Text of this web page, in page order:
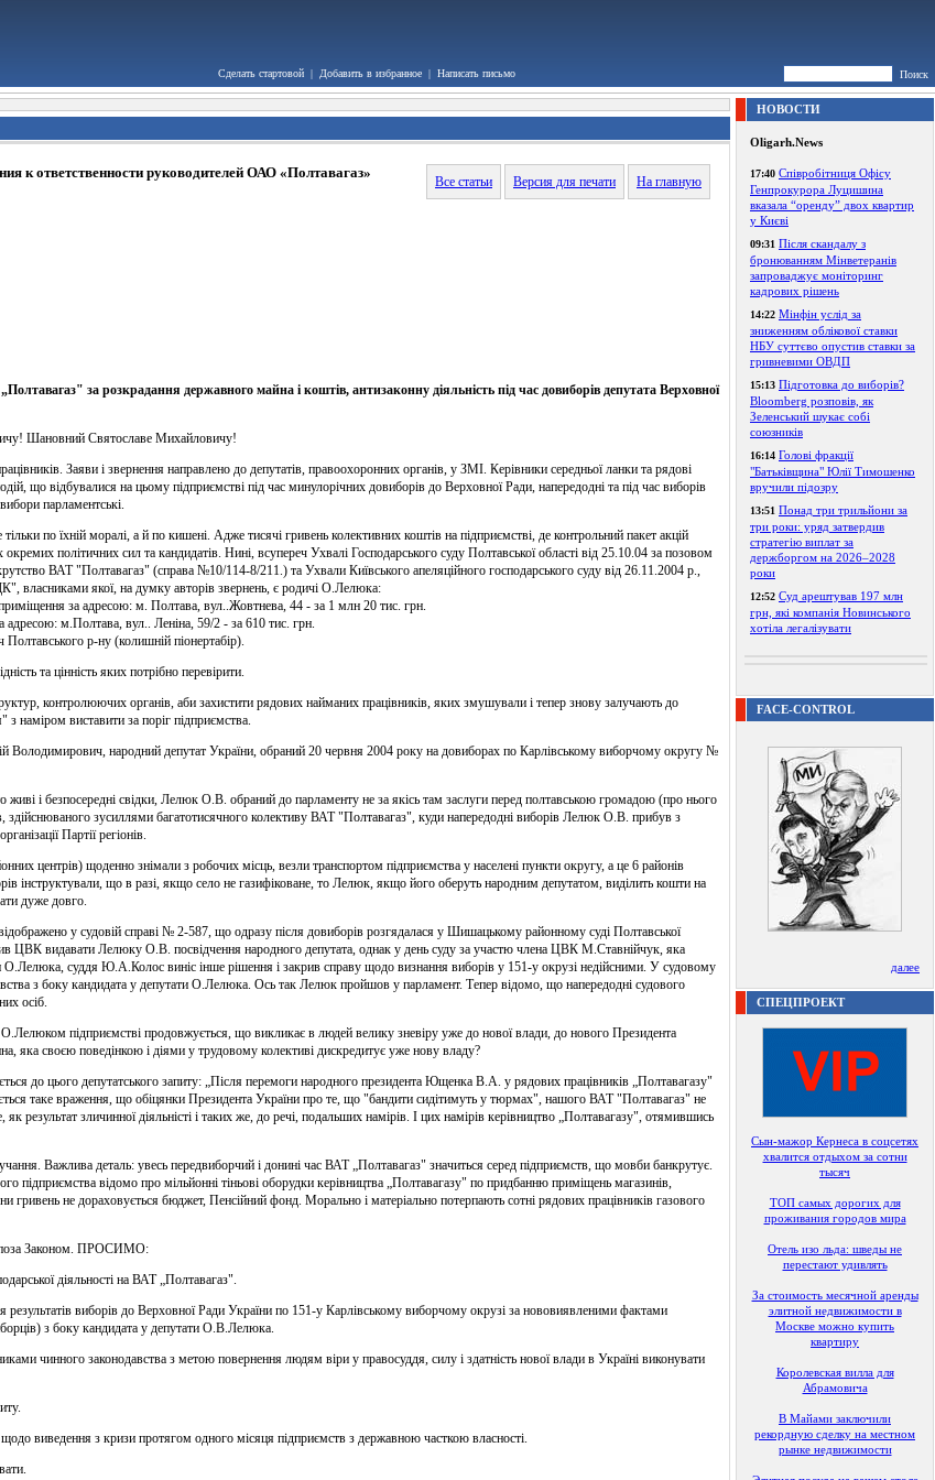
Сделать стартовой | Добавить в избранное | Написать письмо Поиск
к ответственности руководителей ОАО «Полтавагаз»
Все статьи Версия для печати На главную
за розкрадання державного майна і коштів, антизаконну діяльність під час довиборів депутата Верховної
Шановний Святославе Михайловичу!
Заяви і звернення направлено до депутатів, правоохоронних органів, у ЗМІ. Керівники середньої ланки та рядові
що відбувалися на цьому підприємстві під час минулорічних довиборів до Верховної Ради, напередодні та під час виборів
парламентські.
по їхній моралі, а й по кишені. Адже тисячі гривень колективних коштів на підприємстві, де контрольний пакет акцій
політичних сил та кандидатів. Нині, всупереч Ухвалі Господарського суду Полтавської області від 25.10.04 за позовом
ВАТ "Полтавагаз" (справа №10/114-8/211.) та Ухвали Київського апеляційного господарського суду від 26.11.2004 р.,
власниками якої, на думку авторів звернень, є родичі О.Лелюка:
за адресою: м. Полтава, вул..Жовтнева, 44 - за 1 млн 20 тис. грн.
м.Полтава, вул.. Леніна, 59/2 - за 610 тис. грн.
р-ну (колишній піонертабір).
та цінність яких потрібно перевірити.
контролюючих органів, аби захистити рядових найманих працівників, яких змушували і тепер знову залучають до
з наміром виставити за поріг підприємства.
Володимирович, народний депутат України, обраний 20 червня 2004 року на довиборах по Карлівському виборчому округу №
і безпосередні свідки, Лелюк О.В. обраний до парламенту не за якісь там заслуги перед полтавською громадою (про нього
здійснюваного зусиллями багатотисячного колективу ВАТ "Полтавагаз", куди напередодні виборів Лелюк О.В. прибув з
Партії регіонів.
центрів) щоденно знімали з робочих місць, везли транспортом підприємства у населені пункти округу, а це 6 районів
інструктували, що в разі, якщо село не газифіковане, то Лелюк, якщо його оберуть народним депутатом, виділить кошти на
дуже довго.
у судовій справі № 2-587, що одразу після довиборів розгядалася у Шишацькому районному суді Полтавської
ЦВК видавати Лелюку О.В. посвідчення народного депутата, однак у день суду за участю члена ЦВК М.Ставнійчук, яка
суддя Ю.А.Колос виніс інше рішення і закрив справу щодо визнання виборів у 151-у окрузі недійсними. У судовому
з боку кандидата у депутати О.Лелюка. Ось так Лелюк пройшов у парламент. Тепер відомо, що напередодні судового
осіб.
підприємстві продовжується, що викликає в людей велику зневіру уже до нової влади, до нового Президента
яка своєю поведінкою і діями у трудовому колективі дискредитує уже нову владу?
до цього депутатського запиту: „Після перемоги народного президента Ющенка В.А. у рядових працівників „Полтавагазу"
таке враження, що обіцянки Президента України про те, що "бандити сидітимуть у тюрмах", нашого ВАТ "Полтавагаз" не
зличинної діяльністі і таких же, до речі, подальших намірів. І цих намірів керівництво „Полтавагазу", отямившись
Важлива деталь: увесь передвиборчий і донині час ВАТ „Полтавагаз" значиться серед підприємств, що мовби банкрутує.
підприємства відомо про мільйонні тіньові оборудки керівництва „Полтавагазу" по придбанню приміщень магазинів,
гривень не дораховується бюджет, Пенсійний фонд. Морально і матеріально потерпають сотні рядових працівників газового
поза Законом. ПРОСИМО:
діяльності на ВАТ „Полтавагаз".
виборів до Верховної Ради України по 151-у Карлівському виборчому окрузі за нововиявленими фактами
з боку кандидата у депутати О.В.Лелюка.
чинного законодавства з метою повернення людям віри у правосуддя, силу і здатність нової влади в Україні виконувати
виведення з кризи протягом одного місяця підприємств з державною часткою власності.
НОВОСТИ
Oligarh.News
17:40 Співробітниця Офісу
Генпрокурора Луцишина
вказала “оренду” двох квартир
у Києві
09:31 Після скандалу з
бронюванням Мінветеранів
запроваджує моніторинг
кадрових рішень
14:22 Мінфін услід за
зниженням облікової ставки
НБУ суттєво опустив ставки за
гривневими ОВДП
15:13 Підготовка до виборів?
Bloomberg розповів, як
Зеленський шукає собі
союзників
16:14 Голові фракції
"Батьківщина" Юлії Тимошенко
вручили підозру
13:51 Понад три трильйони за
три роки: уряд затвердив
стратегію виплат за
держборгом на 2026–2028
роки
12:52 Суд арештував 197 млн
грн, які компанія Новинського
хотіла легалізувати
FACE-CONTROL
далее
СПЕЦПРОЕКТ
Сын-мажор Кернеса в соцсетях
хвалится отдыхом за сотни
тысяч
ТОП самых дорогих для
проживания городов мира
Отель изо льда: шведы не
перестают удивлять
За стоимость месячной аренды
элитной недвижимости в
Москве можно купить
квартиру
Королевская вилла для
Абрамовича
В Майами заключили
рекордную сделку на местном
рынке недвижимости